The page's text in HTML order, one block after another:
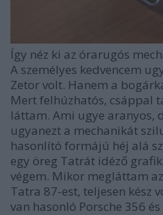
Így néz ki az órarugós
A személyes kedvencem
Zetor volt. Hanem a
Mert felhúzhatós, csáppal
láttam. Ami ugye aranyos,
ugyanezt a mechanikát
hasonlító formájú héj alá
egy öreg Tatrát idéző
végem. Mikor megláttam
Tatra 87-est, teljesen kész
van hasonló Porsche 356